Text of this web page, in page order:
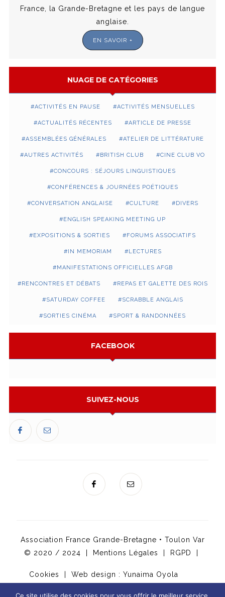
France, la Grande-Bretagne et les pays de langue
anglaise.
EN SAVOIR +
NUAGE DE CATÉGORIES
ACTIVITÉS EN PAUSE ACTIVITÉS MENSUELLES
ACTUALITÉS RÉCENTES ARTICLE DE PRESSE
ASSEMBLÉES GÉNÉRALES ATELIER DE LITTÉRATURE
AUTRES ACTIVITÉS BRITISH CLUB CINE CLUB VO
CONCOURS : SÉJOURS LINGUISTIQUES
CONFÉRENCES & JOURNÉES POÉTIQUES
CONVERSATION ANGLAISE CULTURE DIVERS
ENGLISH SPEAKING MEETING UP
EXPOSITIONS & SORTIES FORUMS ASSOCIATIFS
IN MEMORIAM LECTURES
MANIFESTATIONS OFFICIELLES AFGB
RENCONTRES ET DÉBATS REPAS ET GALETTE DES ROIS
SATURDAY COFFEE SCRABBLE ANGLAIS
SORTIES CINÉMA SPORT & RANDONNÉES
FACEBOOK
SUIVEZ-NOUS
Association France Grande-Bretagne • Toulon Var
© 2020 / 2024 |
Mentions Légales RGPD
Cookies | Web design : Yunaima Oyola